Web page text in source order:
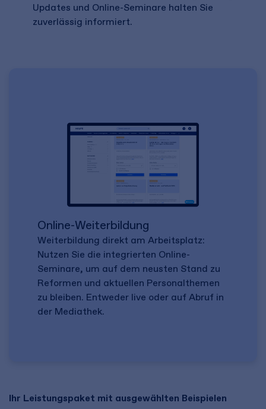
Updates und Online-Seminare halten Sie
zuverlässig informiert.
Online-Weiterbildung
Weiterbildung direkt am Arbeitsplatz:
Nutzen Sie die integrierten Online-
Seminare, um auf dem neusten Stand zu
Reformen und aktuellen Personalthemen
zu bleiben. Entweder live oder auf Abruf in
der Mediathek.
Ihr Leistungspaket mit ausgewählten Beispielen